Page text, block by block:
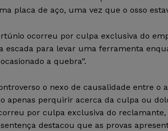
placa de aço, uma vez que o osso
ocorreu por culpa exclusiva do
para levar uma ferramenta
a quebra”.
o nexo de causalidade entre o
apenas perquirir acerca da culpa ou
por culpa exclusiva do
destacou que as provas